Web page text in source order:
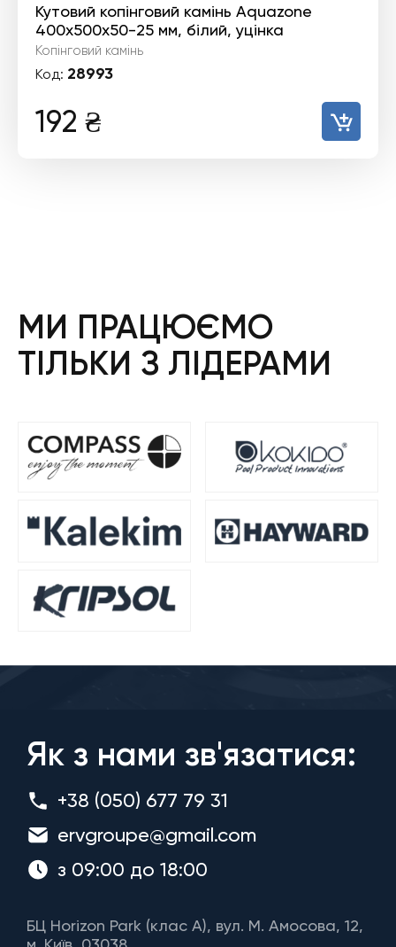
Кутовий копінговий камінь Aquazone
400x500x50-25 мм, білий, уцінка
Копінговий камінь
Код: 28993
192 ₴
МИ ПРАЦЮЄМО
ТІЛЬКИ З ЛІДЕРАМИ
Як з нами зв'язатися:
+38 (050) 677 79 31
ervgroupe@gmail.com
з 09:00 до 18:00
БЦ Horizon Park (клас A), вул. М. Амосова, 12,